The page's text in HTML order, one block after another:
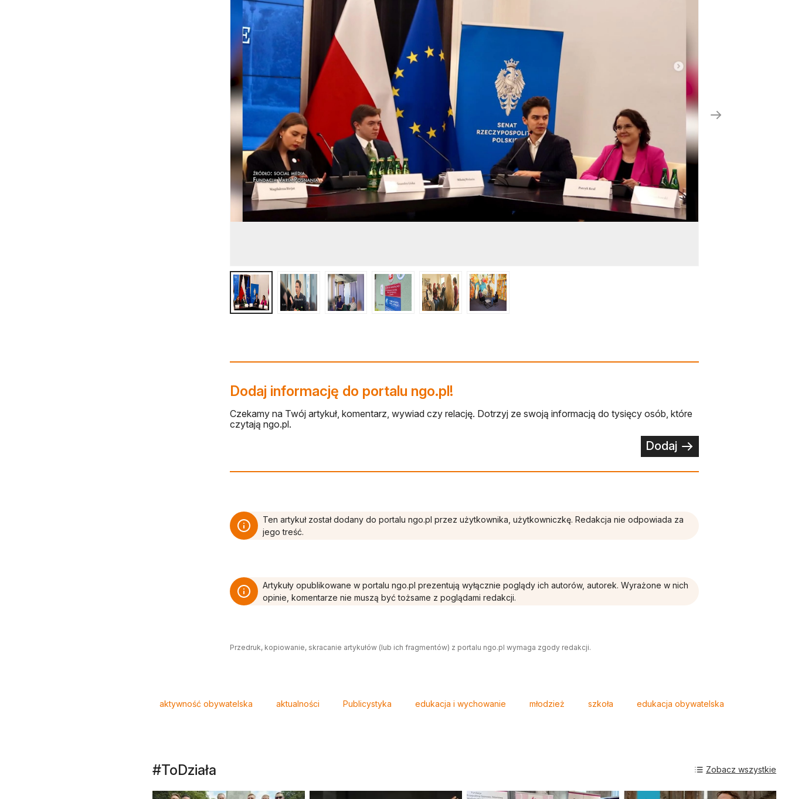
Dodaj informację do portalu ngo.pl!
Czekamy na Twój artykuł, komentarz, wywiad czy relację. Dotrzyj ze swoją informacją do tysięcy osób, które
czytają ngo.pl.
Dodaj
Ten artykuł został dodany do portalu ngo.pl przez użytkownika, użytkowniczkę. Redakcja nie odpowiada za
jego treść.
Artykuły opublikowane w portalu ngo.pl prezentują wyłącznie poglądy ich autorów, autorek. Wyrażone w nich
opinie, komentarze nie muszą być tożsame z poglądami redakcji.
Przedruk, kopiowanie, skracanie artykułów (lub ich fragmentów) z portalu ngo.pl wymaga zgody redakcji.
aktywność obywatelska aktualności Publicystyka edukacja i wychowanie młodzież szkoła edukacja obywatelska
#ToDziała Zobacz wszystkie